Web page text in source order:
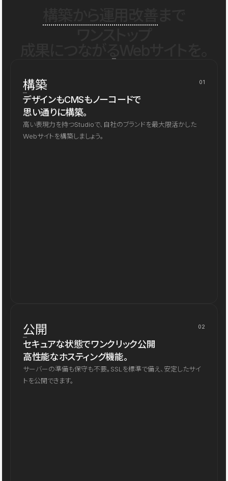
構築 01
デザインもCMSもノーコードで
思い通りに構築。
高い表現力を持つStudioで、自社のブランドを最大限活かした
Webサイトを構築しましょう。
公開 02
セキュアな状態でワンクリック公開
高性能なホスティング機能。
サーバーの準備も保守も不要。SSLを標準で備え、安定したサイ
トを公開できます。